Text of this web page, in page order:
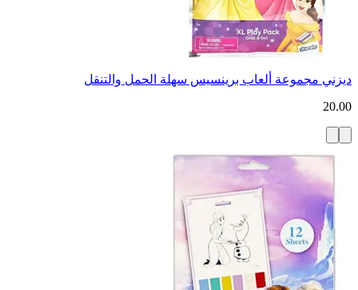
ديزني مجموعة ألعاب برينسيس سهلة الحمل والتنقل
20.00